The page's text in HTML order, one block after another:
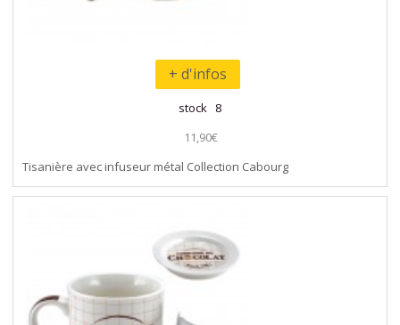
+ d'infos
stock 8
11,90€
Tisanière avec infuseur métal Collection Cabourg